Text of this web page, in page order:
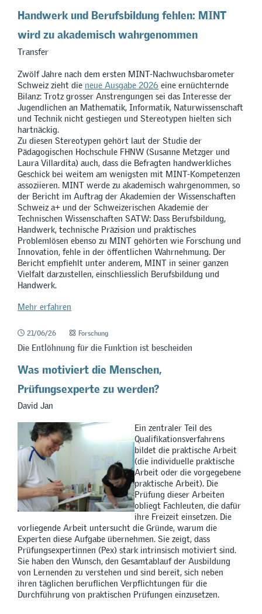
Handwerk und Berufsbildung fehlen: MINT
wird zu akademisch wahrgenommen
Transfer
Zwölf Jahre nach dem ersten MINT-Nachwuchsbarometer
Schweiz zieht die neue Ausgabe 2026 eine ernüchternde
Bilanz: Trotz grosser Anstrengungen sei das Interesse der
Jugendlichen an Mathematik, Informatik, Naturwissenschaft
und Technik nicht gestiegen und Stereotypen hielten sich
hartnäckig.
Zu diesen Stereotypen gehört laut der Studie der
Pädagogischen Hochschule FHNW (Susanne Metzger und
Laura Villardita) auch, dass die Befragten handwerkliches
Geschick bei weitem am wenigsten mit MINT-Kompetenzen
assoziieren. MINT werde zu akademisch wahrgenommen, so
der Bericht im Auftrag der Akademien der Wissenschaften
Schweiz a+ und der Schweizerischen Akademie der
Technischen Wissenschaften SATW: Dass Berufsbildung,
Handwerk, technische Präzision und praktisches
Problemlösen ebenso zu MINT gehörten wie Forschung und
Innovation, fehle in der öffentlichen Wahrnehmung. Der
Bericht empfiehlt unter anderem, MINT in seiner ganzen
Vielfalt darzustellen, einschliesslich Berufsbildung und
Handwerk.
Mehr erfahren
21/06/26 Forschung
Die Entlöhnung für die Funktion ist bescheiden
Was motiviert die Menschen,
Prüfungsexperte zu werden?
David Jan
Ein zentraler Teil des
Qualifikationsverfahrens
bildet die praktische Arbeit
(die individuelle praktische
Arbeit oder die vorgegebene
praktische Arbeit). Die
Prüfung dieser Arbeiten
obliegt Fachleuten, die dafür
ihre Freizeit einsetzen. Die
vorliegende Arbeit untersucht die Gründe, warum die
Experten diese Aufgabe übernehmen. Sie zeigt, dass
Prüfungsexpertinnen (Pex) stark intrinsisch motiviert sind.
Sie haben den Wunsch, den Gesamtablauf der Ausbildung
von Lernenden zu verstehen und sind bereit, sich neben
ihren täglichen beruflichen Verpflichtungen für die
Durchführung von praktischen Prüfungen einzusetzen.